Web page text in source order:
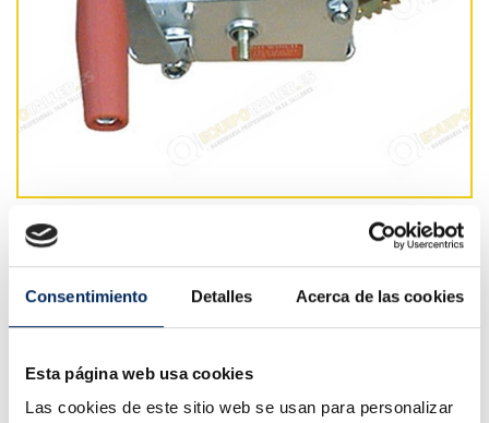
Consentimiento Detalles Acerca de las cookies
Esta página web usa cookies
Las cookies de este sitio web se usan para personalizar
Cabrestante De Nylon 1.360 Kg
45,57 € Impuestos incluidos
Capacidad